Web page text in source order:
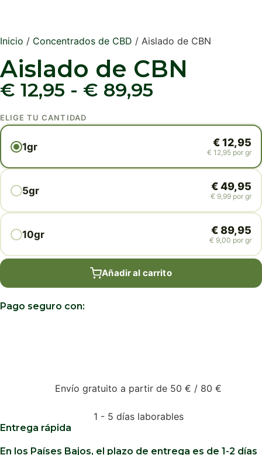
Inicio / Concentrados de CBD / Aislado de CBN
Aislado de CBN
€ 12,95 - € 89,95
ELIGE TU CANTIDAD
1gr €12,95
€ 12,95 por gr
5gr €49,95
€ 9,99 por gr
10gr €89,95
€ 9,00 por gr
Añadir al carrito
Pago seguro con:
Envío gratuito a partir de 50 € / 80 €
1 - 5 días laborables
Entrega rápida
En los Países Bajos, el plazo de entrega es de 1-2 días